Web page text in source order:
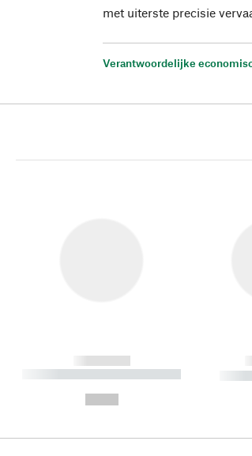
met uiterste precisie
Verantwoordelijke
------------
----------- ----------- ----------